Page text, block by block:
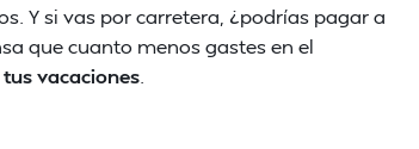
Y si vas por carretera, ¿podrías pagar a
que cuanto menos gastes en el
vacaciones